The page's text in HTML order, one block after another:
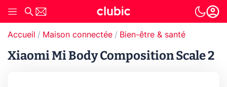
Accueil Maison connectée Bien-être & santé
Xiaomi Mi Body Composition Scale 2